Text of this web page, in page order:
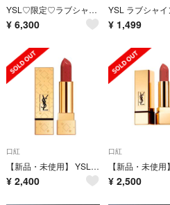
YSL♡限定♡ラブシャインキャンディグロウバーム コレクター♡7B♡
¥ 6,300 ¥ 1,499
口紅
【新品・未使用】 YSL ルージュピュールクチュール コレクター No.157
¥ 2,400
口紅
¥ 2,500